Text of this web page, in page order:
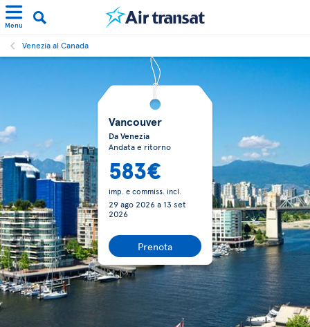
Menu
Venezia al Canada
Vancouver
Da Venezia
Andata e ritorno
583€
imp. e commiss. incl.
29 ago 2026a 13 set
2026
Prenota